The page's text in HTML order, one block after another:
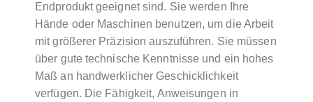
Endprodukt geeignet sind. Sie werden Ihre
Hände oder Maschinen benutzen, um die Arbeit
mit größerer Präzision auszuführen. Sie müssen
über gute technische Kenntnisse und ein hohes
Maß an handwerklicher Geschicklichkeit
verfügen. Die Fähigkeit, Anweisungen in